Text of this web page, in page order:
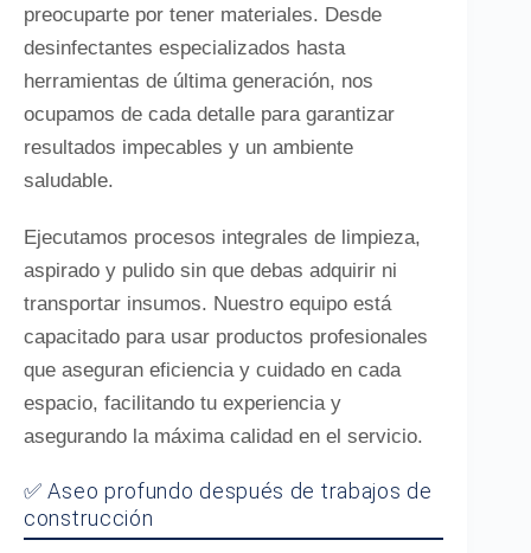
preocuparte por tener materiales. Desde
desinfectantes especializados hasta
herramientas de última generación, nos
ocupamos de cada detalle para garantizar
resultados impecables y un ambiente
saludable.
Ejecutamos procesos integrales de limpieza,
aspirado y pulido sin que debas adquirir ni
transportar insumos. Nuestro equipo está
capacitado para usar productos profesionales
que aseguran eficiencia y cuidado en cada
espacio, facilitando tu experiencia y
asegurando la máxima calidad en el servicio.
✅ Aseo profundo después de trabajos de
construcción